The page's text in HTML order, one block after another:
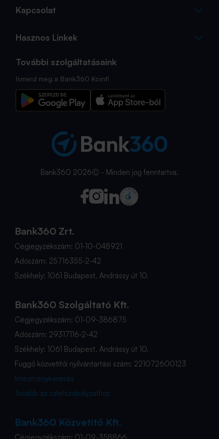
Kapcsolat
Hasznos Linkek
További szolgáltatásaink
Ismerd meg a Bank360 Koint!
Bank360 2026Ⓒ - Minden jog fenntartva.
Bank360 Zrt.
Cégjegyzékszám: 01-10-048921
Adószám: 25716355-2-42
Székhely: 1061 Budapest, Andrássy út 10.
Bank360 Szolgáltató Kft.
Cégjegyzékszám: 01-09-386875
Adószám: 29317116-2-42
Székhely: 1061 Budapest, Andrássy út 10.
Függő közvetítői nyilvántartási szám: 221072600123
Intézménykeresés
Tovább az üzletszabályzathoz
Bank360 Közvetítő Kft.
Cégjegyzékszám: 01-09-358866